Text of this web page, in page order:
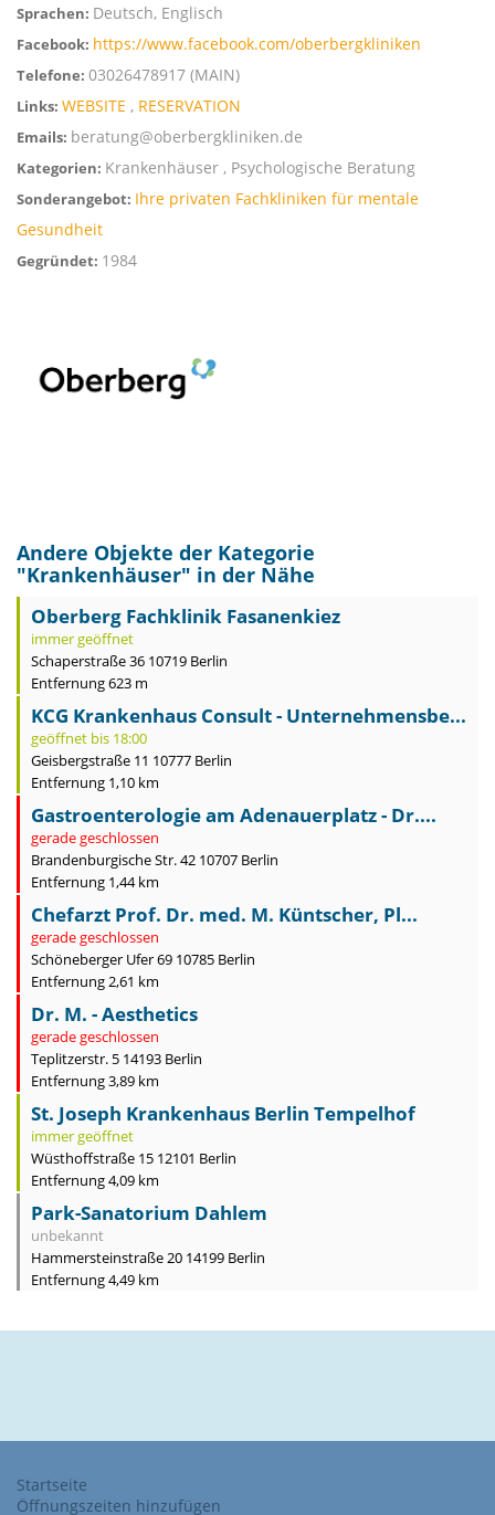
Sprachen: Deutsch, Englisch
Facebook: https://www.facebook.com/oberbergkliniken
Telefone: 03026478917 (MAIN)
Links: WEBSITE , RESERVATION
Emails: beratung@oberbergkliniken.de
Kategorien: Krankenhäuser , Psychologische Beratung
Sonderangebot: Ihre privaten Fachkliniken für mentale
Gesundheit
Gegründet: 1984
Andere Objekte der Kategorie
"Krankenhäuser" in der Nähe
Oberberg Fachklinik Fasanenkiez
immer geöffnet
Schaperstraße 36 10719 Berlin
Entfernung 623 m
KCG Krankenhaus Consult - Unternehmensbe...
geöffnet bis 18:00
Geisbergstraße 11 10777 Berlin
Entfernung 1,10 km
Gastroenterologie am Adenauerplatz - Dr....
gerade geschlossen
Brandenburgische Str. 42 10707 Berlin
Entfernung 1,44 km
Chefarzt Prof. Dr. med. M. Küntscher, Pl...
gerade geschlossen
Schöneberger Ufer 69 10785 Berlin
Entfernung 2,61 km
Dr. M. - Aesthetics
gerade geschlossen
Teplitzerstr. 5 14193 Berlin
Entfernung 3,89 km
St. Joseph Krankenhaus Berlin Tempelhof
immer geöffnet
Wüsthoffstraße 15 12101 Berlin
Entfernung 4,09 km
Park-Sanatorium Dahlem
unbekannt
Hammersteinstraße 20 14199 Berlin
Entfernung 4,49 km
Startseite
Öffnungszeiten hinzufügen